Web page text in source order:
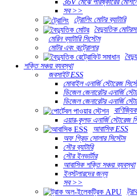
36V মেঝে পরিষ্কারের
সব >>
ট্রোলিং মোটর ব্যাটারি
বৈদ্যুতিক
মেরিন ব্যাটারি সিস্টেম
মোটর এবং কন্ট্রোলার
শক্তি সঞ্চয় ব্যবস্থা
জবসাইট ESS
মোবাইল এনার্জি স্টোরেজ
ডিজেল জেনারেটর এনার্জি
ডিজেল জেনারেটর এনার্জি
এয়ার-কুলড এনার্জি স্টোরেজ
আবাসিক ESS
অফ গ্রিড সোলার সিস্টেম
সৌর ব্যাটারি
সৌর ইনভার্টার
আবাসিক শক্তি সঞ্চয় ব্যবস্থা
ইনস্টলারদের জন্য
সব >>